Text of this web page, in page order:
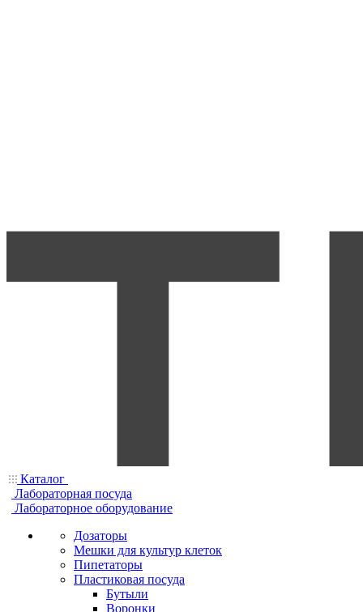
Каталог
Лабораторная посуда
Лабораторное оборудование
Дозаторы
Мешки для культур клеток
Пипетаторы
Пластиковая посуда
Бутыли
Воронки